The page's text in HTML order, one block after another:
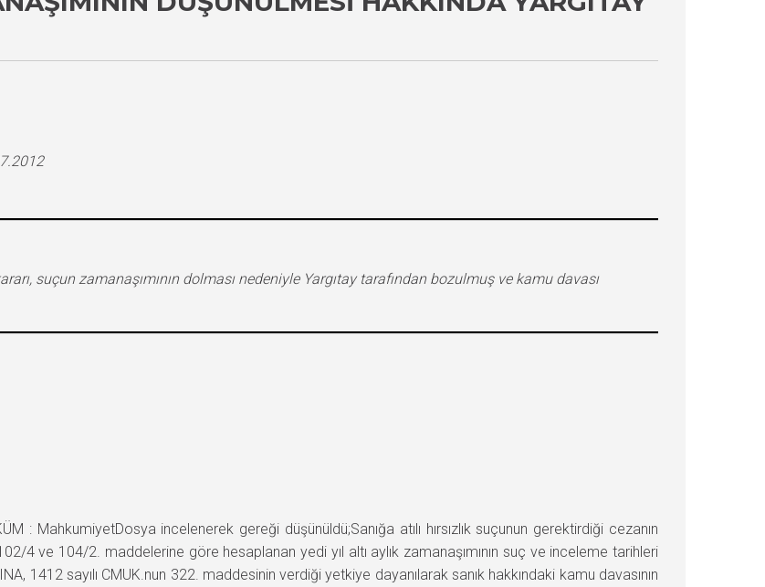
suçun zamanaşımının dolması nedeniyle Yargıtay tarafından bozulmuş ve kamu davası
: MahkumiyetDosya incelenerek gereği düşünüldü;Sanığa atılı hırsızlık suçunun gerektirdiği cezanın
4 ve 104/2. maddelerine göre hesaplanan yedi yıl altı aylık zamanaşımının suç ve inceleme tarihleri
1412 sayılı CMUK.nun 322. maddesinin verdiği yetkiye dayanılarak sanık hakkındaki kamu davasının